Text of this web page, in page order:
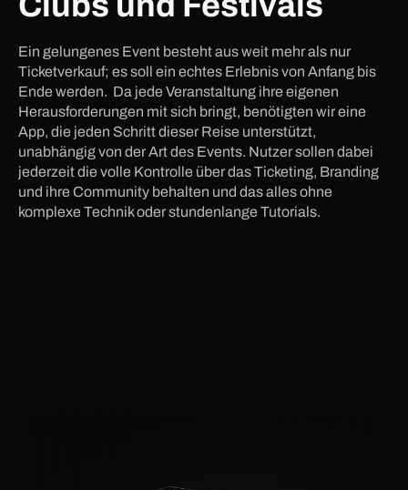
Ein gelungenes Event besteht aus weit mehr als nur
Ticketverkauf; es soll ein echtes Erlebnis von Anfang bis
Ende werden. Da jede Veranstaltung ihre eigenen
Herausforderungen mit sich bringt, benötigten wir eine
App, die jeden Schritt dieser Reise unterstützt,
unabhängig von der Art des Events. Nutzer sollen dabei
jederzeit die volle Kontrolle über das Ticketing, Branding
und ihre Community behalten und das alles ohne
komplexe Technik oder stundenlange Tutorials.